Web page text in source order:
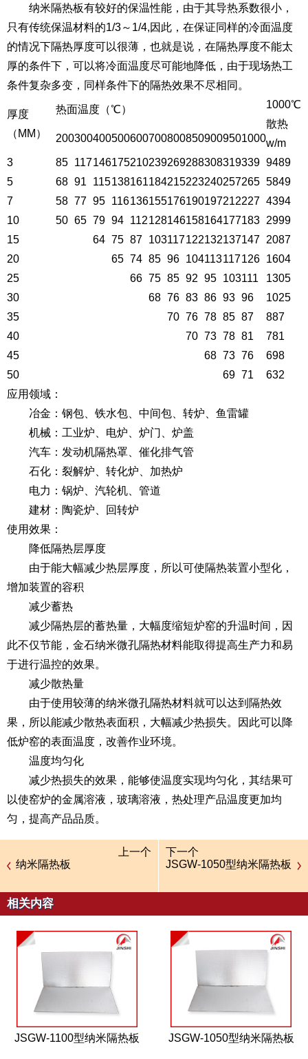
纳米隔热板有较好的保温性能，由于其导热系数很小，
只有传统保温材料的1/3～1/4,因此，在保证同样的冷面温度
的情况下隔热厚度可以很薄，也就是说，在隔热厚度不能太
厚的条件下，可以将冷面温度尽可能地降低，由于现场热工
条件复杂多变，同样条件下的隔热效果不尽相同。
厚度
（MM）
热面温度（℃）
1000℃
散热
w/m
2003004005006007008008509009501000
3 85 117146175210239269288308319339 9489
5
68 91 115138161184215223240257265 5849
7
58 77 95 116136155176190197212227 4394
10
50 65 79 94 112128146158164177183 2999
15
64 75 87 103117122132137147 2087
20
65 74 85 96 104113117126 1604
25
66 75 85 92 95 103111
1305
30
68 76 83 86 93 96
1025
35
70 76 78 85 87
887
40
70 73 78 81
781
45
68 73 76
698
50
69 71
632
应用领域：
冶金：钢包、铁水包、中间包、转炉、鱼雷罐
机械：工业炉、电炉、炉门、炉盖
汽车：发动机隔热罩、催化排气管
石化：裂解炉、转化炉、加热炉
电力：锅炉、汽轮机、管道
建材：陶瓷炉、回转炉
使用效果：
降低隔热层厚度
由于能大幅减少热层厚度，所以可使隔热装置小型化，
增加装置的容积
减少蓄热
减少隔热层的蓄热量，大幅度缩短炉窑的升温时间，因
此不仅节能，金石纳米微孔隔热材料能取得提高生产力和易
于进行温控的效果。
减少散热量
由于使用较薄的纳米微孔隔热材料就可以达到隔热效
果，所以能减少散热表面积，大幅减少热损失。因此可以降
低炉窑的表面温度，改善作业环境。
温度均匀化
减少热损失的效果，能够使温度实现均匀化，其结果可
以使窑炉的金属溶液，玻璃溶液，热处理产品温度更加均
匀，提高产品品质。
上一个
纳米隔热板
下一个
JSGW-1050型纳米隔热板
相关内容
JSGW-1100型纳米隔热板 JSGW-1050型纳米隔热板